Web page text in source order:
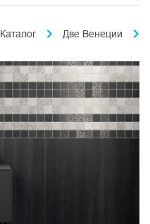
Каталог Две Венеции